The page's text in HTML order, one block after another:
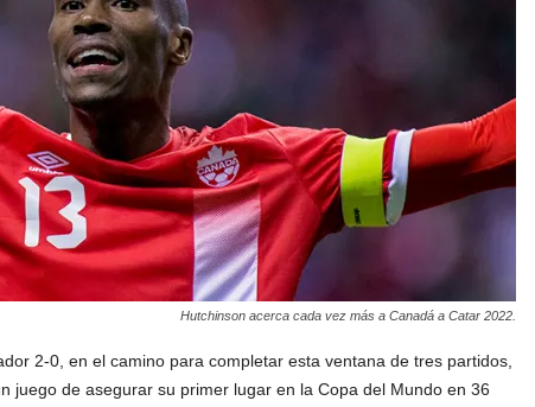
Hutchinson acerca cada vez más a Canadá a Catar 2022.
2-0, en el camino para completar esta ventana de tres partidos,
juego de asegurar su primer lugar en la Copa del Mundo en 36